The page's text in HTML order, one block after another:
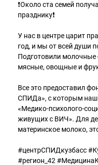
❗Около ста семей
празднику❗
У нас в центре царит
год, и мы от всей души
Подготовили молочные
мясные, овощные и
Все это предоставил
СПИДа», с которым наш
«Медико-психолого-
живущих с ВИЧ». Для
материнское молоко,
#центрСПИДкузбасс
#регион_42